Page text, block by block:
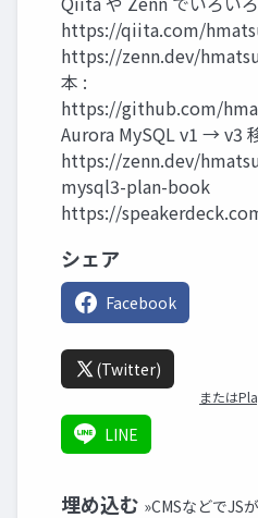
https://qiita.com/
https://zenn.dev/
本 :
https://github.com/
Aurora MySQL v1 → v3
https://zenn.dev/
mysql3-plan-book
https://
シェア
Facebook
(Twitter)
または
LINE
埋め込む »CMSなどでJS